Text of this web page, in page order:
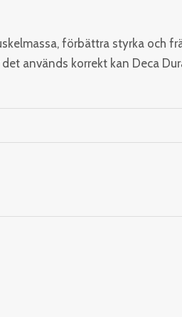
förbättra styrka och
används korrekt kan Deca